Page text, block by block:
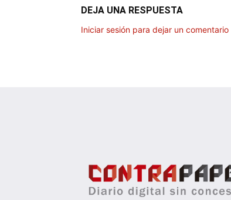
DEJA UNA RESPUESTA
Iniciar sesión para dejar un comentario